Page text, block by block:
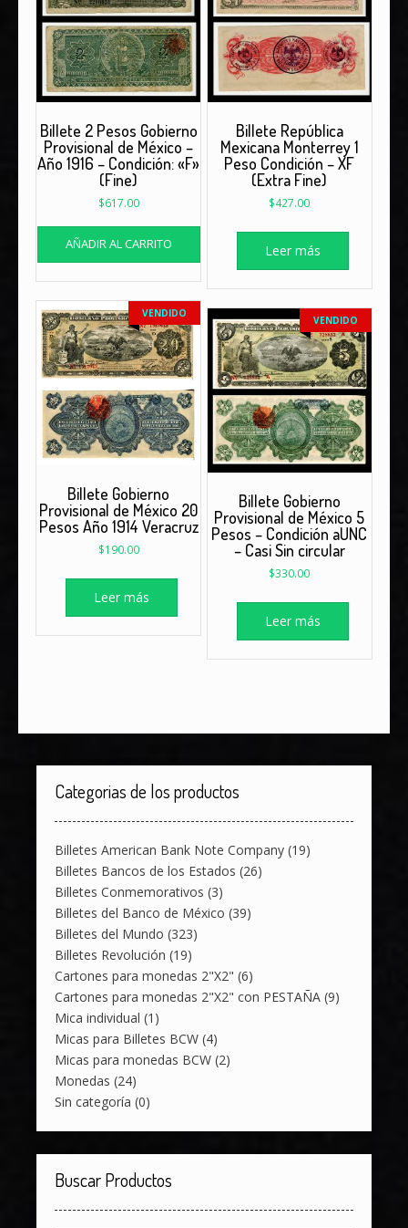
Billete 2 Pesos Gobierno
Provisional de México –
Año 1916 – Condición: «F»
(Fine)
$617.00
AÑADIR AL CARRITO
Billete República
Mexicana Monterrey 1
Peso Condición – XF
(Extra Fine)
$427.00
Leer más
VENDIDO
Billete Gobierno
Provisional de México 20
Pesos Año 1914 Veracruz
$190.00
Leer más
VENDIDO
Billete Gobierno
Provisional de México 5
Pesos – Condición aUNC
– Casi Sin circular
$330.00
Leer más
Categorias de los productos
Billetes American Bank Note Company (19)
Billetes Bancos de los Estados (26)
Billetes Conmemorativos (3)
Billetes del Banco de México (39)
Billetes del Mundo (323)
Billetes Revolución (19)
Cartones para monedas 2"X2" (6)
Cartones para monedas 2"X2" con PESTAÑA (9)
Mica individual (1)
Micas para Billetes BCW (4)
Micas para monedas BCW (2)
Monedas (24)
Sin categoría (0)
Buscar Productos